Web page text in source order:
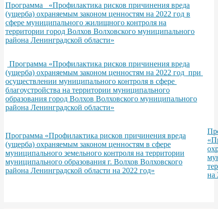
Программа «Профилактика рисков причинения вреда
(ущерба) охраняемым законом ценностям на 2022 год в
сфере муниципального жилищного контроля на
территории город Волхов Волховского муниципального
района Ленинградской области»
Программа «Профилактика рисков причинения вреда
(ущерба) охраняемым законом ценностям на 2022 год при
осуществлении муниципального контроля в сфере
благоустройства на территории муниципального
образования город Волхов Волховского муниципального
района Ленинградской области»
Программа «Профилактика рисков причинения вреда
(ущерба) охраняемым законом ценностям в сфере
муниципального земельного контроля на территории
муниципального образования г. Волхов Волховского
района Ленинградской области на 2022 год»
на